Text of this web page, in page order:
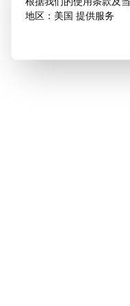
地区：美国 提供服务